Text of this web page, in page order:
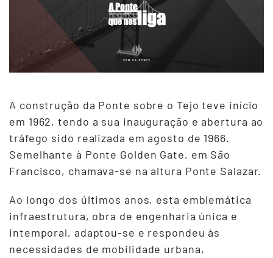
A construção da Ponte sobre o Tejo teve início
em 1962, tendo a sua inauguração e abertura ao
tráfego sido realizada em agosto de 1966.
Semelhante à Ponte Golden Gate, em São
Francisco, chamava-se na altura Ponte Salazar.
Ao longo dos últimos anos, esta emblemática
infraestrutura, obra de engenharia única e
intemporal, adaptou-se e respondeu às
necessidades de mobilidade urbana,